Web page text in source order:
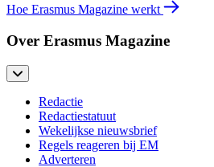
Hoe Erasmus Magazine werkt
Over Erasmus Magazine
Redactie
Redactiestatuut
Wekelijkse nieuwsbrief
Regels reageren bij EM
Adverteren